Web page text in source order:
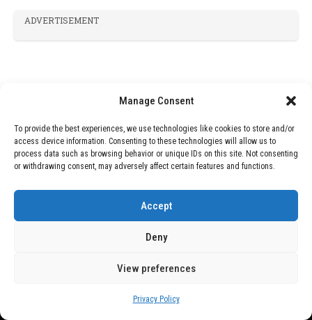
Manage Consent
To provide the best experiences, we use technologies like cookies to store and/or
access device information. Consenting to these technologies will allow us to
process data such as browsing behavior or unique IDs on this site. Not consenting
or withdrawing consent, may adversely affect certain features and functions.
Accept
Deny
View preferences
Privacy Policy
ADVERTISEMENT